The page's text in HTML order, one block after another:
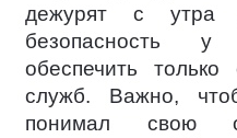
дежурят с утра
безопасность
обеспечить
служб. Важно,
понимал свою